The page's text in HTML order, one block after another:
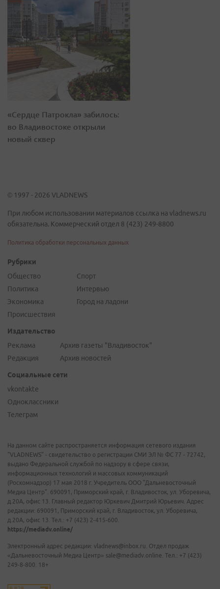
«Сердце Патрокла» забилось:
во Владивостоке открыли
новый сквер
© 1997 - 2026 VLADNEWS
При любом использовании материалов ссылка на vladnews.ru
обязательна. Коммерческий отдел 8 (423) 249-8800
Политика обработки персональных данных
Рубрики
Общество
Политика
Экономика
Происшествия
Спорт
Интервью
Город на ладони
Издательство
Реклама
Редакция
Архив газеты "Владивосток"
Архив новостей
Социальные сети
vkontakte
Одноклассники
Телеграм
На данном сайте распространяется информация сетевого издания
"VLADNEWS" - свидетельство о регистрации СМИ ЭЛ № ФС 77 - 72742,
выдано Федеральной службой по надзору в сфере связи,
информационных технологий и массовых коммуникаций
(Роскомнадзор) 17 мая 2018 г. Учредитель ООО "Дальневосточный
Медиа Центр". 690091, Приморский край, г. Владивосток, ул. Уборевича,
д.20А, офис 13. Главный редактор Юркевич Дмитрий Юрьевич. Адрес
редакции: 690091, Приморский край, г. Владивосток, ул. Уборевича,
д.20А, офис 13. Тел.: +7 (423) 2-415-600.
https://mediadv.online/
Электронный адрес редакции: vladnews@inbox.ru. Отдел продаж
«Дальневосточный Медиа Центр» sale@mediadv.online. Тел.: +7 (423)
249-8-800. 18+